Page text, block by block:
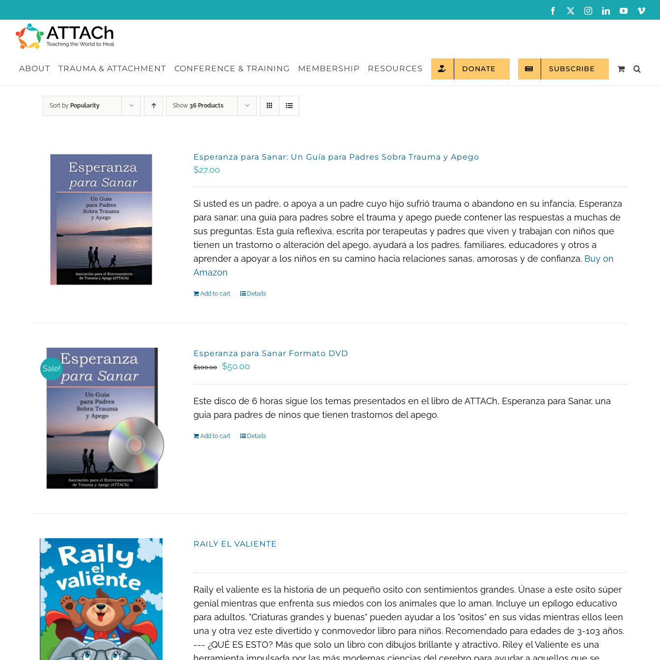
to
content
Facebook InstagramLinkedInYouTube
ABOUT TRAUMA & ATTACHMENT CONFERENCE & TRAINING MEMBERSHIP RESOURCES DONATE SUBSCRIBE
Sort by Popularity Show 36 Products
Esperanza para Sanar: Un Guía para Padres Sobra Trauma y Apego
$27.00
Si usted es un padre, o apoya a un padre cuyo hijo sufrió trauma o abandono en su infancia, Esperanza
para sanar: una guía para padres sobre el trauma y apego puede contener las respuestas a muchas de
sus preguntas. Esta guía reflexiva, escrita por terapeutas y padres que viven y trabajan con niños que
tienen un trastorno o alteración del apego, ayudará a los padres, familiares, educadores y otros a
aprender a apoyar a los niños en su camino hacia relaciones sanas, amorosas y de confianza. Buy on
Amazon
Add to cart Details
Sale!
Esperanza para Sanar Formato DVD
$100.00
Original
$100.00.
$50.00Current
$50.00.
Este disco de 6 horas sigue los temas presentados en el libro de ATTACh, Esperanza para Sanar, una
guia para padres de ninos que tienen trastornos del apego.
Add to cart Details
RAILY EL VALIENTE
Raily el valiente es la historia de un pequeño osito con sentimientos grandes. Únase a este osito súper
genial mientras que enfrenta sus miedos con los animales que lo aman. Incluye un epílogo educativo
para adultos. "Criaturas grandes y buenas" pueden ayudar a los "ositos" en sus vidas mientras ellos leen
una y otra vez este divertido y conmovedor libro para niños. Recomendado para edades de 3-103 años.
--- ¿QUÉ ES ESTO? Más que solo un libro con dibujos brillante y atractivo, Riley el Valiente es una